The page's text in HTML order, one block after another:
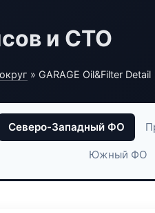
и СТО
» GARAGE Oil&Filter Detail
Северо-Западный ФО
Южный ФО